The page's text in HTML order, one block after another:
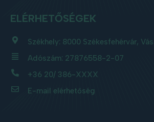
ELÉRHETŐSÉGEK
Székhely: 8000 Székesfehérvár,
Adószám: 27876558-2-07
+36 20/ 386-XXXX
E-mail elérhetőség